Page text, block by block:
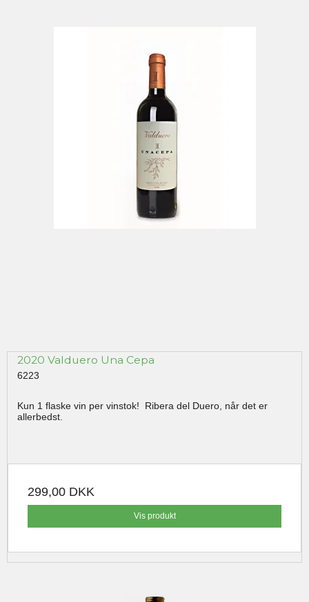
2020 Valduero Una Cepa
6223
Kun 1 flaske vin per vinstok! Ribera del Duero, når det er
allerbedst.
299,00 DKK
Vis produkt